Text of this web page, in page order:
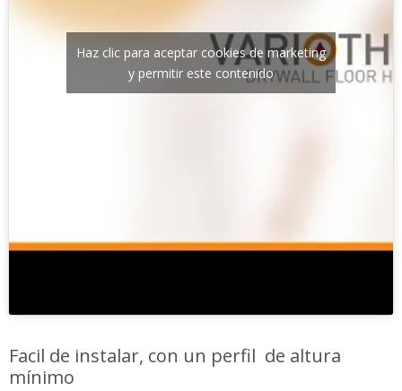
Haz clic para aceptar cookies de marketing
y permitir este contenido
Facil de instalar, con un perfil de altura
mínimo